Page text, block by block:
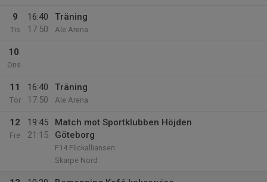
9
Tis
16:40
17:50
Träning
Ale Arena
10
Ons
11
Tor
16:40
17:50
Träning
Ale Arena
12
Fre
19:45
21:15
Match mot Sportklubben Höjden
Göteborg
F14 Flickalliansen
Skarpe Nord